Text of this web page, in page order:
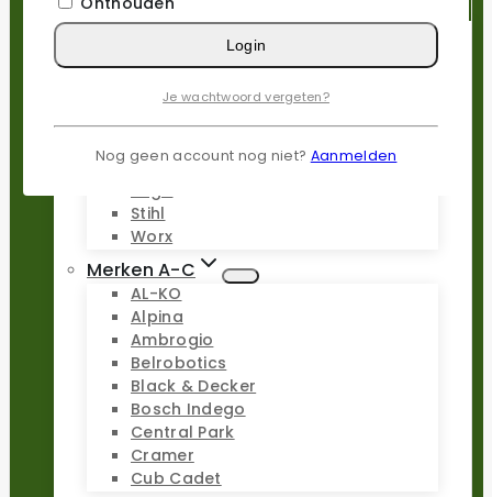
Reparatie sets
Populaire merken
Gardena
Husqvarna
Parkside
Stiga
Stihl
Worx
Merken A-C
AL-KO
Alpina
Ambrogio
Belrobotics
Black & Decker
Bosch Indego
Central Park
Cramer
Cub Cadet
Login
Je wachtwoord vergeten?
Nog geen account nog niet? Aanmelden